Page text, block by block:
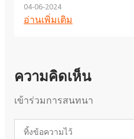
04-06-2024
อ่านเพิ่มเติม
ความคิดเห็น
เข้าร่วมการสนทนา